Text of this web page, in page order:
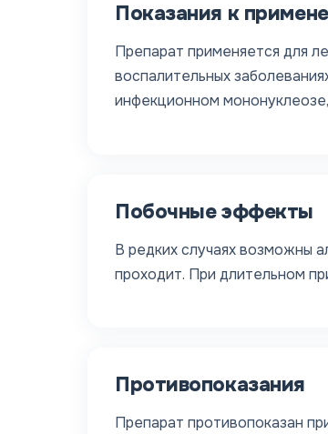
Показания к
Препарат применяется для
воспалительных
инфекционном
Побочные эффекты
В редких случаях возможны
проходит. При длительном
Противопоказания
Препарат противопоказан